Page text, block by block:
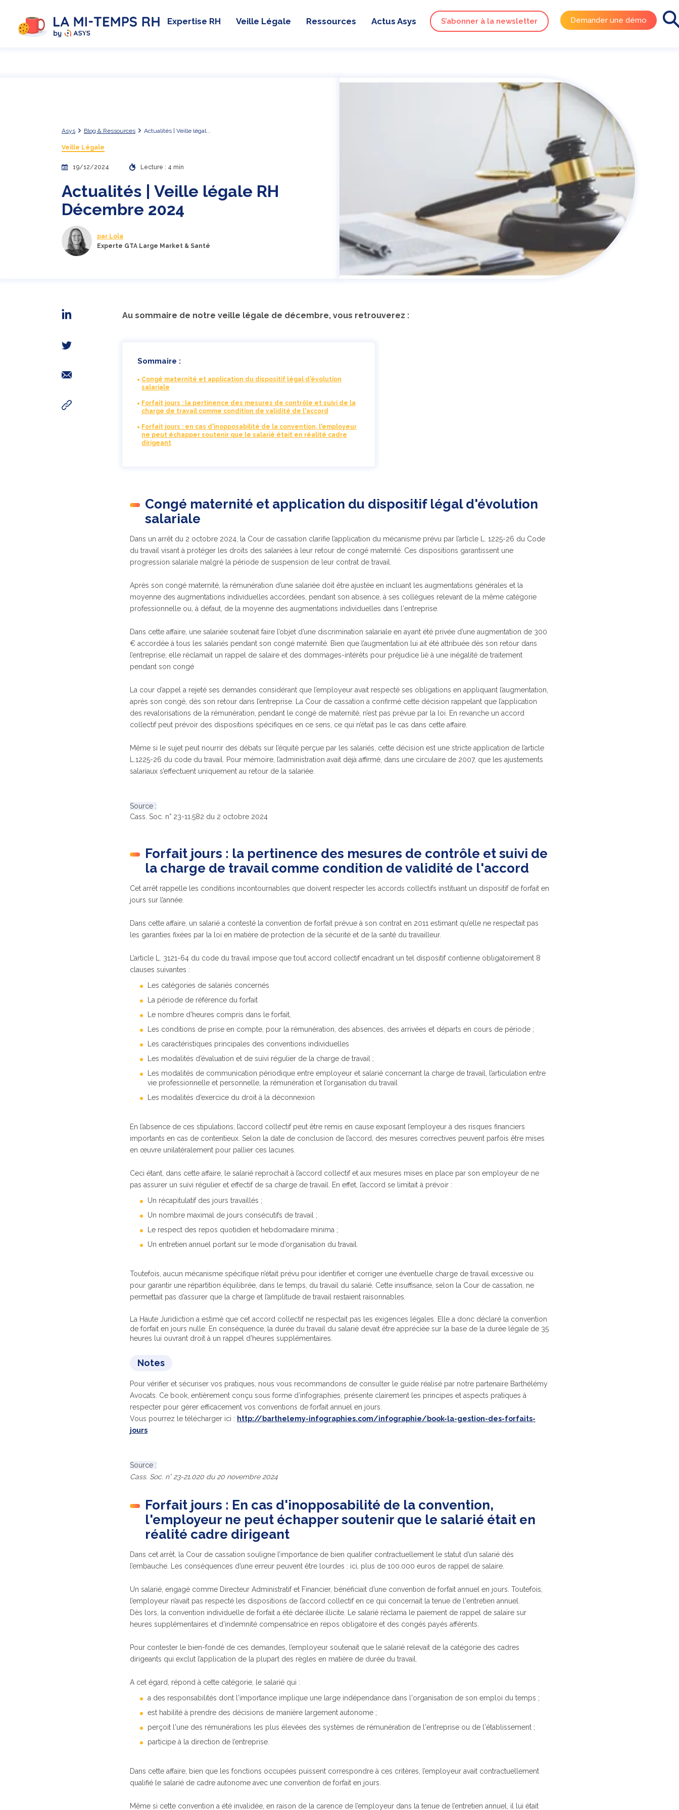
Expertise RH Veille Légale Ressources Actus Asys S’abonner à la newsletter Demander une démo
Asys Blog & Ressources Actualités | Veille légal...
Veille Légale
19/12/2024 Lecture : 4 min
Actualités | Veille légale RH
Décembre 2024
par Lola
Experte GTA Large Market & Santé
Au sommaire de notre veille légale de décembre, vous retrouverez :
Sommaire :
Congé maternité et application du dispositif légal d'évolution
salariale
Forfait jours : la pertinence des mesures de contrôle et suivi de la
charge de travail comme condition de validité de l'accord
Forfait jours : en cas d'inopposabilité de la convention, l'employeur
ne peut échapper soutenir que le salarié était en réalité cadre
dirigeant
Congé maternité et application du dispositif légal d'évolution
salariale
Dans un arrêt du 2 octobre 2024, la Cour de cassation clarifie l’application du mécanisme prévu par l’article L. 1225-26 du Code
du travail visant à protéger les droits des salariées à leur retour de congé maternité. Ces dispositions garantissent une
progression salariale malgré la période de suspension de leur contrat de travail.
Après son congé maternité, la rémunération d’une salariée doit être ajustée en incluant les augmentations générales et la
moyenne des augmentations individuelles accordées, pendant son absence, à ses collègues relevant de la même catégorie
professionnelle ou, à défaut, de la moyenne des augmentations individuelles dans l'entreprise.
Dans cette affaire, une salariée soutenait faire l’objet d’une discrimination salariale en ayant été privée d’une augmentation de 300
€ accordée à tous les salariés pendant son congé maternité. Bien que l’augmentation lui ait été attribuée dès son retour dans
l’entreprise, elle réclamait un rappel de salaire et des dommages-intérêts pour préjudice lié à une inégalité de traitement
pendant son congé
La cour d’appel a rejeté ses demandes considérant que l’employeur avait respecté ses obligations en appliquant l’augmentation,
après son congé, dès son retour dans l’entreprise. La Cour de cassation a confirmé cette décision rappelant que l’application
des revalorisations de la rémunération, pendant le congé de maternité, n’est pas prévue par la loi. En revanche un accord
collectif peut prévoir des dispositions spécifiques en ce sens, ce qui n’était pas le cas dans cette affaire.
Même si le sujet peut nourrir des débats sur l’équité perçue par les salariés, cette décision est une stricte application de l’article
L.1225-26 du code du travail. Pour mémoire, l’administration avait déjà affirmé, dans une circulaire de 2007, que les ajustements
salariaux s’effectuent uniquement au retour de la salariée.
Source :
Cass. Soc. n° 23-11.582 du 2 octobre 2024
Forfait jours : la pertinence des mesures de contrôle et suivi de
la charge de travail comme condition de validité de l'accord
Cet arrêt rappelle les conditions incontournables que doivent respecter les accords collectifs instituant un dispositif de forfait en
jours sur l’année.
Dans cette affaire, un salarié a contesté la convention de forfait prévue à son contrat en 2011 estimant qu’elle ne respectait pas
les garanties fixées par la loi en matière de protection de la sécurité et de la santé du travailleur.
L’article L. 3121-64 du code du travail impose que tout accord collectif encadrant un tel dispositif contienne obligatoirement 8
clauses suivantes :
Les catégories de salariés concernés
La période de référence du forfait
Le nombre d'heures compris dans le forfait,
Les conditions de prise en compte, pour la rémunération, des absences, des arrivées et départs en cours de période ;
Les caractéristiques principales des conventions individuelles
Les modalités d’évaluation et de suivi régulier de la charge de travail ;
Les modalités de communication périodique entre employeur et salarié concernant la charge de travail, l’articulation entre
vie professionnelle et personnelle, la rémunération et l’organisation du travail
Les modalités d’exercice du droit à la déconnexion
En l’absence de ces stipulations, l’accord collectif peut être remis en cause exposant l’employeur à des risques financiers
importants en cas de contentieux. Selon la date de conclusion de l’accord, des mesures correctives peuvent parfois être mises
en œuvre unilatéralement pour pallier ces lacunes.
Ceci étant, dans cette affaire, le salarié reprochait à l’accord collectif et aux mesures mises en place par son employeur de ne
pas assurer un suivi régulier et effectif de sa charge de travail. En effet, l’accord se limitait à prévoir :
Un récapitulatif des jours travaillés ;
Un nombre maximal de jours consécutifs de travail ;
Le respect des repos quotidien et hebdomadaire minima ;
Un entretien annuel portant sur le mode d’organisation du travail.
Toutefois, aucun mécanisme spécifique n’était prévu pour identifier et corriger une éventuelle charge de travail excessive ou
pour garantir une répartition équilibrée, dans le temps, du travail du salarié. Cette insuffisance, selon la Cour de cassation, ne
permettait pas d’assurer que la charge et l’amplitude de travail restaient raisonnables.
La Haute Juridiction a estimé que cet accord collectif ne respectait pas les exigences légales. Elle a donc déclaré la convention
de forfait en jours nulle. En conséquence, la durée du travail du salarié devait être appréciée sur la base de la durée légale de 35
heures lui ouvrant droit à un rappel d’heures supplémentaires.
Notes
Pour vérifier et sécuriser vos pratiques, nous vous recommandons de consulter le guide réalisé par notre partenaire Barthélémy
Avocats. Ce book, entièrement conçu sous forme d’infographies, présente clairement les principes et aspects pratiques à
respecter pour gérer efficacement vos conventions de forfait annuel en jours.
Vous pourrez le télécharger ici : http://barthelemy-infographies.com/infographie/book-la-gestion-des-forfaits-
jours
Source :
Cass. Soc. n° 23-21.020 du 20 novembre 2024
Forfait jours : En cas d'inopposabilité de la convention,
l'employeur ne peut échapper soutenir que le salarié était en
réalité cadre dirigeant
Dans cet arrêt, la Cour de cassation souligne l’importance de bien qualifier contractuellement le statut d’un salarié dès
l’embauche. Les conséquences d’une erreur peuvent être lourdes : ici, plus de 100.000 euros de rappel de salaire.
Un salarié, engagé comme Directeur Administratif et Financier, bénéficiait d’une convention de forfait annuel en jours. Toutefois,
l’employeur n’avait pas respecté les dispositions de l’accord collectif en ce qui concernait la tenue de l'entretien annuel.
Dès lors, la convention individuelle de forfait a été déclarée illicite. Le salarié réclama le paiement de rappel de salaire sur
heures supplémentaires et d'indemnité compensatrice en repos obligatoire et des congés payés afférents.
Pour contester le bien-fondé de ces demandes, l’employeur soutenait que le salarié relevait de la catégorie des cadres
dirigeants qui exclut l’application de la plupart des règles en matière de durée du travail.
A cet égard, répond à cette catégorie, le salarié qui :
a des responsabilités dont l'importance implique une large indépendance dans l'organisation de son emploi du temps ;
est habilité à prendre des décisions de manière largement autonome ;
perçoit l'une des rémunérations les plus élevées des systèmes de rémunération de l'entreprise ou de l'établissement ;
participe à la direction de l’entreprise.
Dans cette affaire, bien que les fonctions occupées puissent correspondre à ces critères, l’employeur avait contractuellement
qualifié le salarié de cadre autonome avec une convention de forfait en jours.
Même si cette convention a été invalidée, en raison de la carence de l’employeur dans la tenue de l’entretien annuel, il lui était